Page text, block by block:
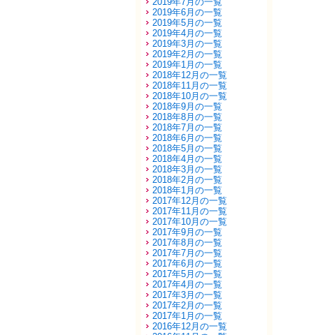
2019年6月の一覧
2019年5月の一覧
2019年4月の一覧
2019年3月の一覧
2019年2月の一覧
2019年1月の一覧
2018年12月の一覧
2018年11月の一覧
2018年10月の一覧
2018年9月の一覧
2018年8月の一覧
2018年7月の一覧
2018年6月の一覧
2018年5月の一覧
2018年4月の一覧
2018年3月の一覧
2018年2月の一覧
2018年1月の一覧
2017年12月の一覧
2017年11月の一覧
2017年10月の一覧
2017年9月の一覧
2017年8月の一覧
2017年7月の一覧
2017年6月の一覧
2017年5月の一覧
2017年4月の一覧
2017年3月の一覧
2017年2月の一覧
2017年1月の一覧
2016年12月の一覧